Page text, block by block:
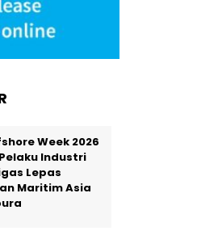
Week 2026
Industri
Lepas
Maritim Asia